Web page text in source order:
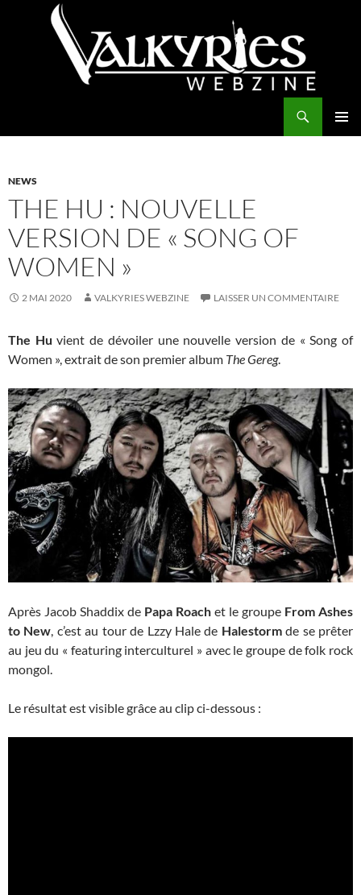
NEWS
THE HU : NOUVELLE
VERSION DE « SONG OF
WOMEN »
2 MAI 2020 VALKYRIES WEBZINE LAISSER UN COMMENTAIRE
The Hu vient de dévoiler une nouvelle version de « Song of
Women », extrait de son premier album The Gereg.
Après Jacob Shaddix de Papa Roach et le groupe From Ashes
to New, c’est au tour de Lzzy Hale de Halestormde se prêter
au jeu du « featuring interculturel » avec le groupe de folk rock
mongol.
Le résultat est visible grâce au clip ci-dessous :